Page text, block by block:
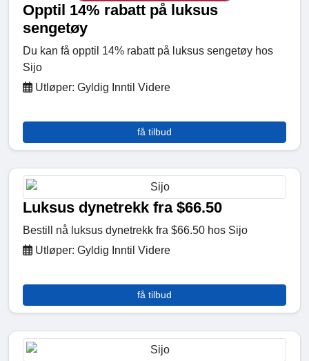
Opptil 14% rabatt på luksus
sengetøy
Du kan få opptil 14% rabatt på luksus sengetøy hos
Sijo
Utløper: Gyldig Inntil Videre
få tilbud
Luksus dynetrekk fra $66.50
Bestill nå luksus dynetrekk fra $66.50 hos Sijo
Utløper: Gyldig Inntil Videre
få tilbud